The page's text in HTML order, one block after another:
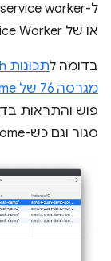
או של Service Worker מציג מידע למשתמש.
בדומה ל
מגרסה 76 של Chrome
סגור וגם כש-Chrome סגור.